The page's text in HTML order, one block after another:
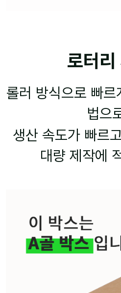
로터리
롤러 방식으로 빠
법으
생산 속도가 빠르
대량 제작에